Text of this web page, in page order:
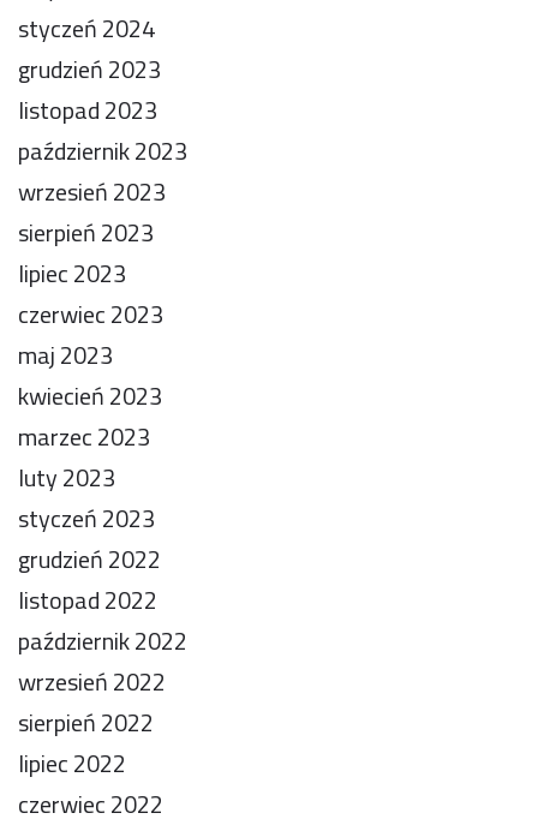
styczeń 2024
grudzień 2023
listopad 2023
październik 2023
wrzesień 2023
sierpień 2023
lipiec 2023
czerwiec 2023
maj 2023
kwiecień 2023
marzec 2023
luty 2023
styczeń 2023
grudzień 2022
listopad 2022
październik 2022
wrzesień 2022
sierpień 2022
lipiec 2022
czerwiec 2022